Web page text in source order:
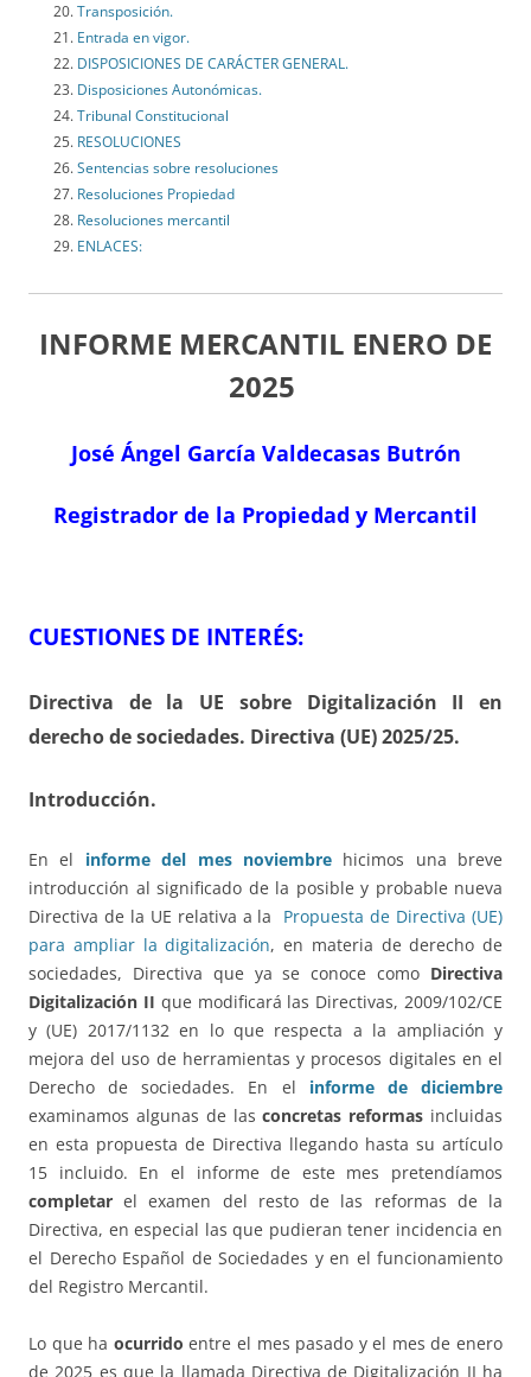
Transposición.
Entrada en vigor.
DISPOSICIONES DE CARÁCTER GENERAL.
Disposiciones Autonómicas.
Tribunal Constitucional
RESOLUCIONES
Sentencias sobre resoluciones
Resoluciones Propiedad
Resoluciones mercantil
ENLACES:
INFORME MERCANTIL ENERO DE
2025
José Ángel García Valdecasas Butrón
Registrador de la Propiedad y Mercantil
CUESTIONES DE INTERÉS:
Directiva de la UE sobre Digitalización II en
derecho de sociedades. Directiva (UE) 2025/25.
Introducción.
En el informe del mes noviembrehicimos una breve
introducción al significado de la posible y probable nueva
Directiva de la UE relativa a la Propuesta de Directiva (UE)
para ampliar la digitalización, en materia de derecho de
sociedades, Directiva que ya se conoce como Directiva
Digitalización II que modificará las Directivas, 2009/102/CE
y (UE) 2017/1132 en lo que respecta a la ampliación y
mejora del uso de herramientas y procesos digitales en el
Derecho de sociedades. En el informe de diciembre
examinamos algunas de lasconcretas reformas incluidas
en esta propuesta de Directiva llegando hasta su artículo
15 incluido. En el informe de este mes pretendíamos
completar el examen del resto de las reformas de la
Directiva, en especial las que pudieran tener incidencia en
el Derecho Español de Sociedades y en el funcionamiento
del Registro Mercantil.
Lo que ha ocurrido entre el mes pasado y el mes de enero
de 2025 es que la llamada Directiva de Digitalización II ha